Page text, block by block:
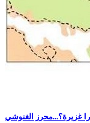
غزيرة؟...محرز الغنوشي